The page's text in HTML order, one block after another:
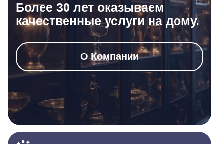
Более 30 лет оказываем
качественные услуги на дому.
О Компании